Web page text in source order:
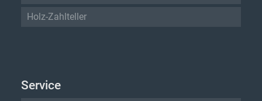
Holz-Zahlteller
Service